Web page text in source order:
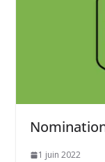
1 juin 2022